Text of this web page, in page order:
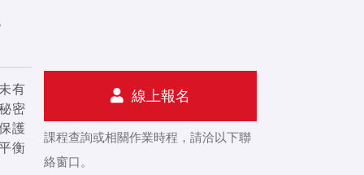
有
密
護
衡
線上報名
課程查詢或相關作業時程，請洽以下聯
絡窗口。